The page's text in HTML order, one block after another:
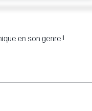
en son genre !